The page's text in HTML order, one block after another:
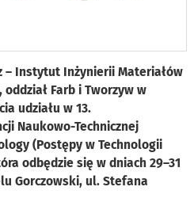
– Instytut Inżynierii Materiałów
Farb i Tworzyw w
udziału w 13.
Naukowo-Technicznej
(Postępy w Technologii
odbędzie się w dniach 29–31
Gorczowski, ul. Stefana